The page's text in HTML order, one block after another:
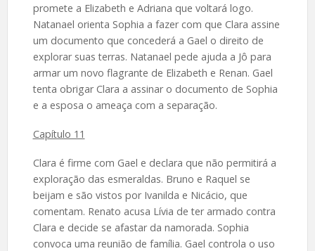
promete a Elizabeth e Adriana que voltará logo.
Natanael orienta Sophia a fazer com que Clara assine
um documento que concederá a Gael o direito de
explorar suas terras. Natanael pede ajuda a Jô para
armar um novo flagrante de Elizabeth e Renan. Gael
tenta obrigar Clara a assinar o documento de Sophia
e a esposa o ameaça com a separação.
Capítulo 11
Clara é firme com Gael e declara que não permitirá a
exploração das esmeraldas. Bruno e Raquel se
beijam e são vistos por Ivanilda e Nicácio, que
comentam. Renato acusa Lívia de ter armado contra
Clara e decide se afastar da namorada. Sophia
convoca uma reunião de família. Gael controla o uso